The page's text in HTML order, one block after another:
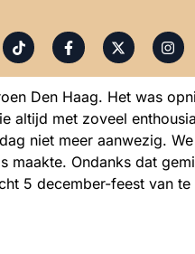
Den Haag. Het was
altijd met zoveel
niet meer aanwezig.
maakte. Ondanks dat
5 december-feest van